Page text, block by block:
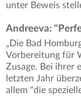
unter Beweis
Andreeva:
„Die Bad
Vorbereitung für
Zusage. Bei ihrer
letzten Jahr
allem "die